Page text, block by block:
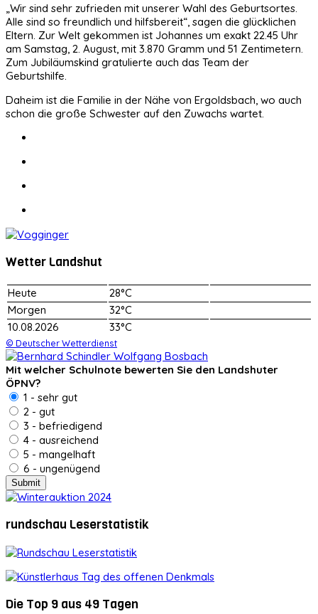
„Wir sind sehr zufrieden mit unserer Wahl des Geburtsortes.
Alle sind so freundlich und hilfsbereit“, sagen die glücklichen
Eltern. Zur Welt gekommen ist Johannes um exakt 22.45 Uhr
am Samstag, 2. August, mit 3.870 Gramm und 51 Zentimetern.
Zum Jubiläumskind gratulierte auch das Team der
Geburtshilfe.
Daheim ist die Familie in der Nähe von Ergoldsbach, wo auch
schon die große Schwester auf den Zuwachs wartet.
Wetter Landshut
Heute
28°C
Morgen
32°C
10.08.2026
33°C
© Deutscher Wetterdienst
Mit welcher Schulnote bewerten Sie den Landshuter
ÖPNV?
1 - sehr gut
2 - gut
3 - befriedigend
4 - ausreichend
5 - mangelhaft
6 - ungenügend
rundschau Leserstatistik
Die Top 9 aus 49 Tagen